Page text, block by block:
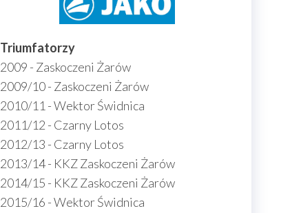
Triumfatorzy
2009 - Zaskoczeni Żarów
2009/10 - Zaskoczeni Żarów
2010/11 - Wektor Świdnica
2011/12 - Czarny Lotos
2012/13 - Czarny Lotos
2013/14 - KKZ Zaskoczeni Żarów
2014/15 - KKZ Zaskoczeni Żarów
2015/16 - Wektor Świdnica